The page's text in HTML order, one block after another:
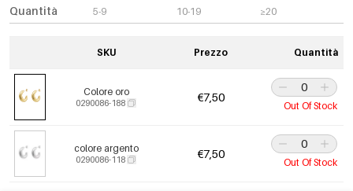
Quantità
5-9 10-19 ≥20
SKU Prezzo Quantità
Colore oro
0290086-188 €7,50
Out Of Stock
colore argento
0290086-118 €7,50
Out Of Stock